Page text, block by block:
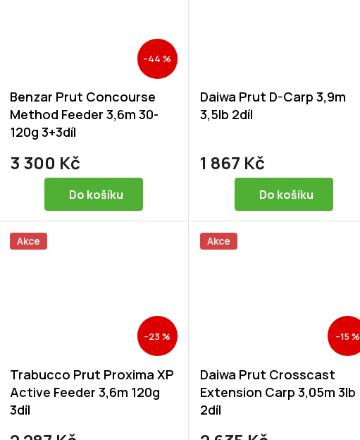
–44 %
Benzar Prut Concourse
Method Feeder 3,6m 30-
120g 3+3díl
3 300 Kč
Do košíku
Daiwa Prut D-Carp 3,9m
3,5lb 2díl
1 867 Kč
Do košíku
Akce
–23 %
Trabucco Prut Proxima XP
Active Feeder 3,6m 120g
3díl
Akce
–15 %
Daiwa Prut Crosscast
Extension Carp 3,05m 3lb
2díl